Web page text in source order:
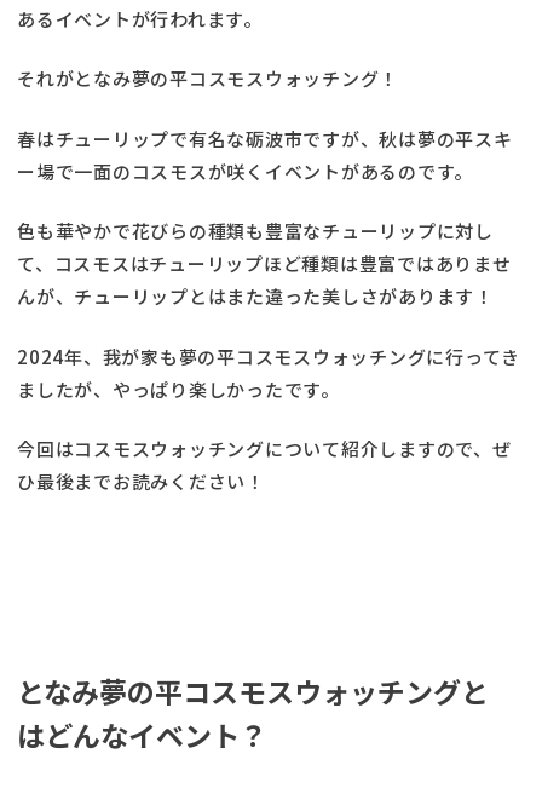
あるイベントが行われます。
それがとなみ夢の平コスモスウォッチング！
春はチューリップで有名な砺波市ですが、秋は夢の平スキ
ー場で一面のコスモスが咲くイベントがあるのです。
色も華やかで花びらの種類も豊富なチューリップに対し
て、コスモスはチューリップほど種類は豊富ではありませ
んが、チューリップとはまた違った美しさがあります！
2024年、我が家も夢の平コスモスウォッチングに行ってき
ましたが、やっぱり楽しかったです。
今回はコスモスウォッチングについて紹介しますので、ぜ
ひ最後までお読みください！
となみ夢の平コスモスウォッチングと
はどんなイベント？